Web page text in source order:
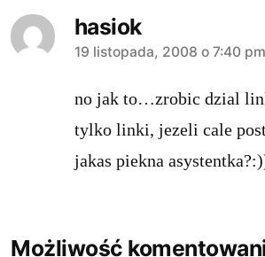
hasiok
komentarz:
19 listopada, 2008 o 7:40 pm
no jak to…zrobic dzial
tylko linki, jezeli cale
jakas piekna
Możliwość